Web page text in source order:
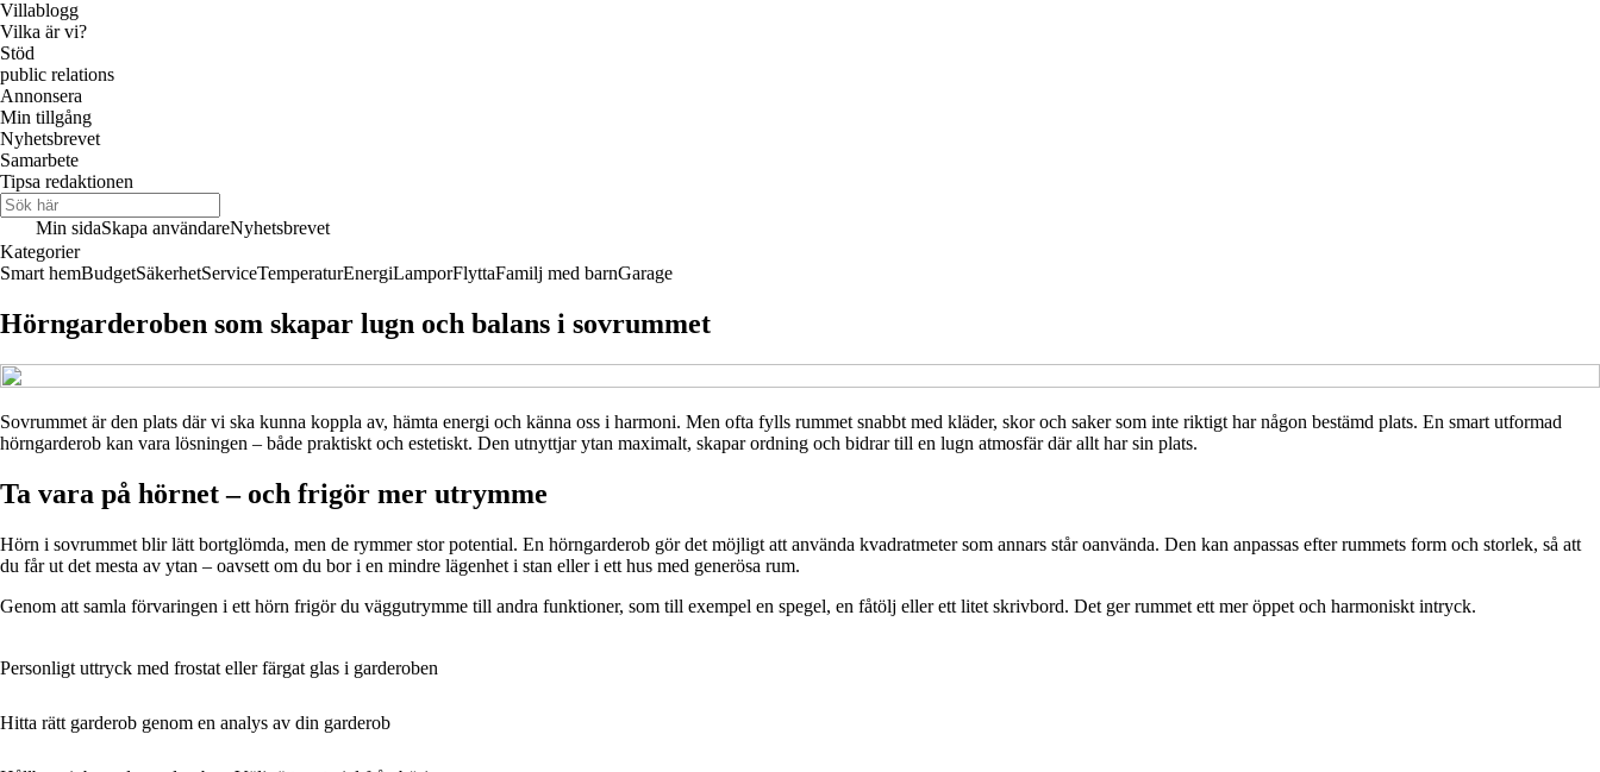
Villablogg
Vilka är vi?
Stöd
public relations
Annonsera
Min tillgång
Nyhetsbrevet
Samarbete
Tipsa redaktionen
Min sidaSkapa användareNyhetsbrevet
Kategorier
Smart hemBudgetSäkerhetServiceTemperaturEnergiLamporFlyttaFamilj med barnGarage
Hörngarderoben som skapar lugn och balans i sovrummet
Sovrummet är den plats där vi ska kunna koppla av, hämta energi och känna oss i harmoni. Men ofta fylls rummet snabbt med kläder, skor och saker som inte riktigt har någon bestämd plats. En smart utformad
hörngarderob kan vara lösningen – både praktiskt och estetiskt. Den utnyttjar ytan maximalt, skapar ordning och bidrar till en lugn atmosfär där allt har sin plats.
Ta vara på hörnet – och frigör mer utrymme
Hörn i sovrummet blir lätt bortglömda, men de rymmer stor potential. En hörngarderob gör det möjligt att använda kvadratmeter som annars står oanvända. Den kan anpassas efter rummets form och storlek, så att
du får ut det mesta av ytan – oavsett om du bor i en mindre lägenhet i stan eller i ett hus med generösa rum.
Genom att samla förvaringen i ett hörn frigör du väggutrymme till andra funktioner, som till exempel en spegel, en fåtölj eller ett litet skrivbord. Det ger rummet ett mer öppet och harmoniskt intryck.
Personligt uttryck med frostat eller färgat glas i garderoben
Hitta rätt garderob genom en analys av din garderob